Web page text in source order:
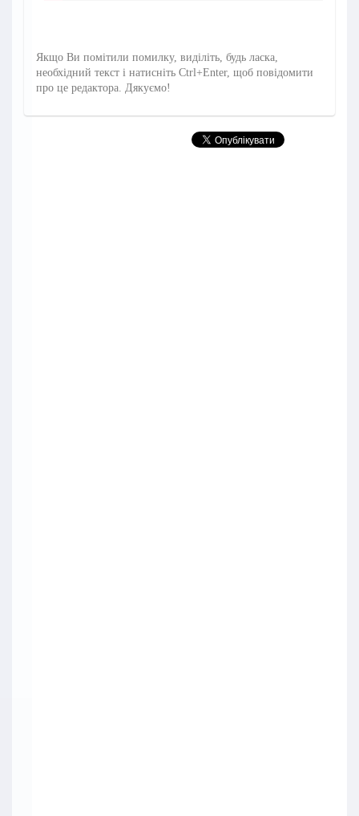
Якщо Ви помітили помилку, виділіть, будь ласка,
необхідний текст і натисніть Ctrl+Enter, щоб повідомити
про це редактора. Дякуємо!